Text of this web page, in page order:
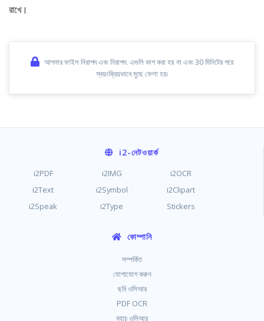
রাখে।
আপনার ফাইল নিরাপদ এবং নিরাপদ. এগুলি ভাগ করা হয় না এবং 30 মিনিটের পরে
স্বয়ংক্রিয়ভাবে মুছে ফেলা হয়৷
i2-নেটওয়ার্ক
i2PDF i2IMG
i2OCR
i2Text
i2Symbol
i2Clipart
i2Speak
i2Type Stickers
কোম্পানি
সম্পর্কিত
যোগাযোগ করুন
ছবি ওসিআর
PDF OCR
ব্যাচ ওসিআর